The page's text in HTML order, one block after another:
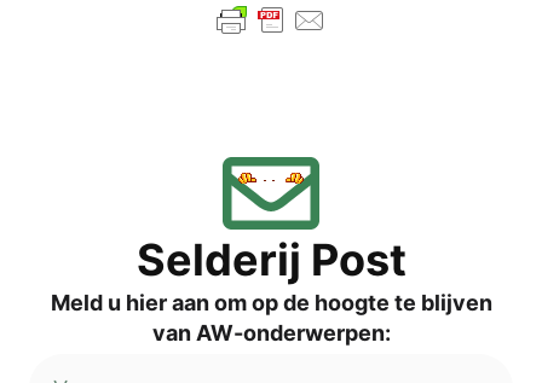
Sel­de­rij Post
Meld u hier aan om op de hoog­te te blij­ven
van AW-onderwerpen: